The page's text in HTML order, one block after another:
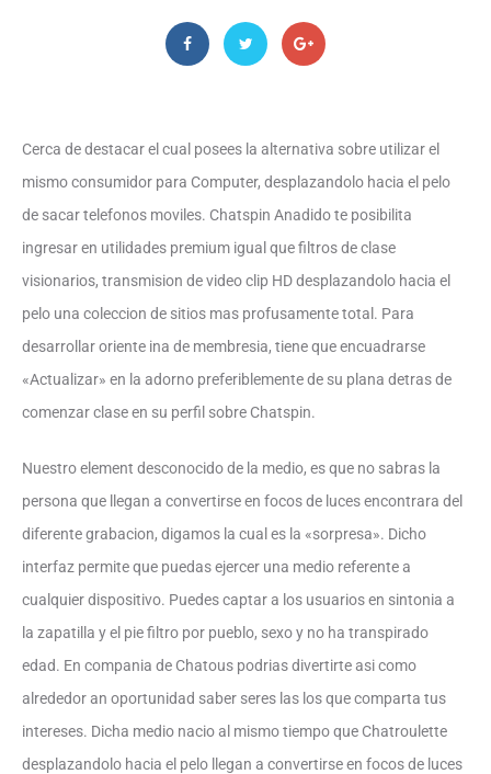
Cerca de destacar el cual posees la alternativa sobre utilizar el
mismo consumidor para Computer, desplazandolo hacia el pelo
de sacar telefonos moviles. Chatspin Anadido te posibilita
ingresar en utilidades premium igual que filtros de clase
visionarios, transmision de video clip HD desplazandolo hacia el
pelo una coleccion de sitios mas profusamente total. Para
desarrollar oriente ina de membresia, tiene que encuadrarse
«Actualizar» en la adorno preferiblemente de su plana detras de
comenzar clase en su perfil sobre Chatspin.
Nuestro element desconocido de la medio, es que no sabras la
persona que llegan a convertirse en focos de luces encontrara del
diferente grabacion, digamos la cual es la «sorpresa». Dicho
interfaz permite que puedas ejercer una medio referente a
cualquier dispositivo. Puedes captar a los usuarios en sintonia a
la zapatilla y el pie filtro por pueblo, sexo y no ha transpirado
edad. En compania de Chatous podrias divertirte asi­ como
alrededor an oportunidad saber seres las los que comparta tus
intereses. Dicha medio nacio al mismo tiempo que Chatroulette
desplazandolo hacia el pelo llegan a convertirse en focos de luces